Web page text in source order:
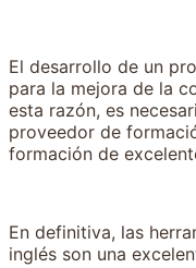
El desarrollo de un
para la mejora de la
esta razón, es
proveedor de
formación de
En definitiva, las
inglés son una